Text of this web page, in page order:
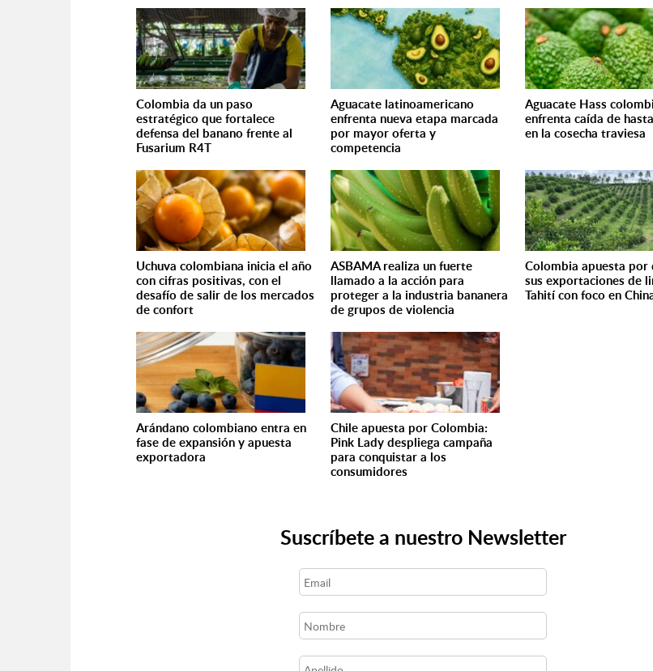
Colombia da un paso
estratégico que fortalece
defensa del banano frente al
Fusarium R4T
Aguacate latinoamericano
enfrenta nueva etapa marcada
por mayor oferta y
competencia
Aguacate Hass
enfrenta caída de
en la cosecha traviesa
Uchuva colombiana inicia el año
con cifras positivas, con el
desafío de salir de los mercados
de confort
ASBAMA realiza un fuerte
llamado a la acción para
proteger a la industria bananera
de grupos de violencia
Colombia apuesta por
sus exportaciones de
Tahití con foco en
Arándano colombiano entra en
fase de expansión y apuesta
exportadora
Chile apuesta por Colombia:
Pink Lady despliega campaña
para conquistar a los
consumidores
Suscríbete a nuestro Newsletter